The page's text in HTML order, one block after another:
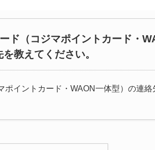
ド（コジマポイントカード・
教えてください。
ポイントカード・WAON一体型）の連絡